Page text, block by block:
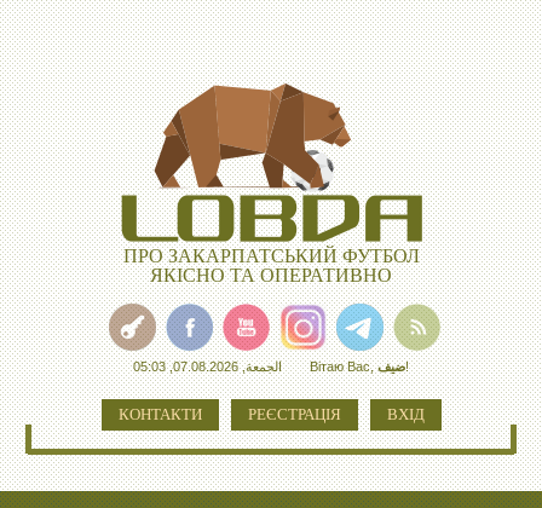
ПРО ЗАКАРПАТСЬКИЙ ФУТБОЛ
ЯКІСНО ТА ОПЕРАТИВНО
الجمعة, 07.08.2026, 05:03 Вітаю Вас,ضيف!
КОНТАКТИ РЕЄСТРАЦІЯ ВХІД